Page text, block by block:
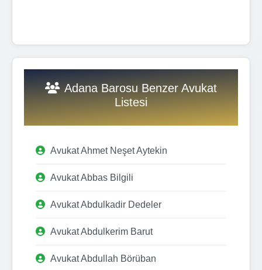
Adana Barosu Benzer Avukat
Listesi
Avukat Ahmet Neşet Aytekin
Avukat Abbas Bilgili
Avukat Abdulkadir Dedeler
Avukat Abdulkerim Barut
Avukat Abdullah Börüban